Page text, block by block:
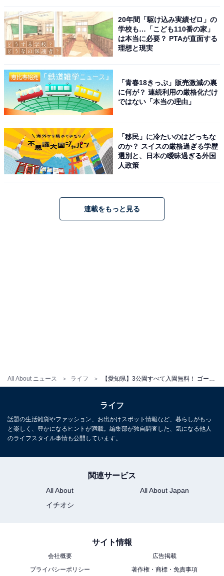
All About ニュース ライフ
愛知県弥富市にある「海南こどもの国」は、約11haの広
大な敷地に6つの広場と多彩な遊具がそろった愛知県の
県営児童遊園です。入園・駐車場（計1100台・無料）と
「冒険広場」にはゴムの弾力を活かした大型遊具があ
有料遊具も超格安。夏季は水遊びができる簡易プール
料）。竹馬・フリスビー・ベビーカーなどの無料貸出品
も充実しています。
式サイトで最新情報を確認ください）。
有料乗り物：月曜休（祝日の場合は翌平日）/ 12月29
日〜翌1月1日休
20年間「駆け込み実績ゼロ」の
学校も…「こども110番の家」
は本当に必要？ PTAが直面する
理想と現実
「青春18きっぷ」販売激減の裏
に何が？ 連続利用の厳格化だけ
ではない「本当の理由」
「移民」に冷たいのはどっちな
のか？ スイスの厳格過ぎる学歴
選別と、日本の曖昧過ぎる外国
人政策
連載をもっと見る
ライフ
話題の生活雑貨やファッション、お出かけスポット情報など、暮らしがもっ
と楽しく、豊かになるヒントが満載。編集部が独自調査した、気になる他人
のライフスタイル事情も公開しています。
関連サービス
All About
All About Japan
イチオシ
サイト情報
会社概要
広告掲載
プライバシーポリシー
著作権・商標・免責事項